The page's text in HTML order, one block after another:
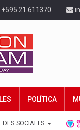
+595 21 611370
POLÍTICA
SOCIALES